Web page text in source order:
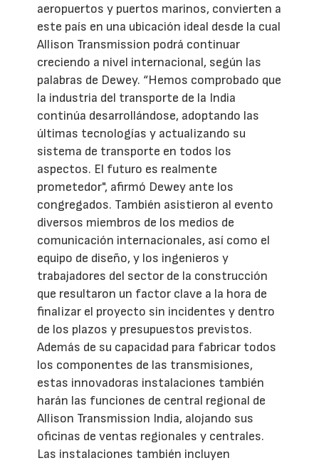
aeropuertos y puertos marinos, convierten a
este país en una ubicación ideal desde la cual
Allison Transmission podrá continuar
creciendo a nivel internacional, según las
palabras de Dewey. “Hemos comprobado que
la industria del transporte de la India
continúa desarrollándose, adoptando las
últimas tecnologías y actualizando su
sistema de transporte en todos los
aspectos. El futuro es realmente
prometedor", afirmó Dewey ante los
congregados. También asistieron al evento
diversos miembros de los medios de
comunicación internacionales, así como el
equipo de diseño, y los ingenieros y
trabajadores del sector de la construcción
que resultaron un factor clave a la hora de
finalizar el proyecto sin incidentes y dentro
de los plazos y presupuestos previstos.
Además de su capacidad para fabricar todos
los componentes de las transmisiones,
estas innovadoras instalaciones también
harán las funciones de central regional de
Allison Transmission India, alojando sus
oficinas de ventas regionales y centrales.
Las instalaciones también incluyen